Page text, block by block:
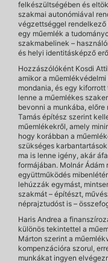
felkészültségében és
szakmai autonómiával
végzettséggel
egy műemlék a
szakmabelinek –
és helyi identitásképző
Hozzászólóként Kosdi
amikor a
mondania, és egy
lenne a műemlékes
bevonni a munkába,
Tamás építész szerint
műemlékekről, amely
hogy korábban a
szükséges
ma is lenne igény, akár
formájában. Molnár
együttműködés
lehúzzák egymást,
szakmát – építészt,
néprajztudóst is –
Haris Andrea a
különös tekintettel a
Márton szerint a
kompenzációra szorul,
munkákat ingyen